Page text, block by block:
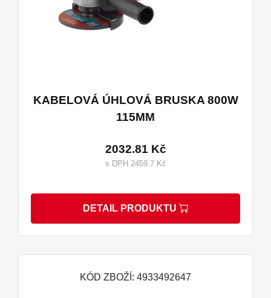
KABELOVÁ ÚHLOVÁ BRUSKA 800W
115MM
2032.81 Kč
s DPH 2459.7 Kč
DETAIL PRODUKTU
KÓD ZBOŽÍ: 4933492647